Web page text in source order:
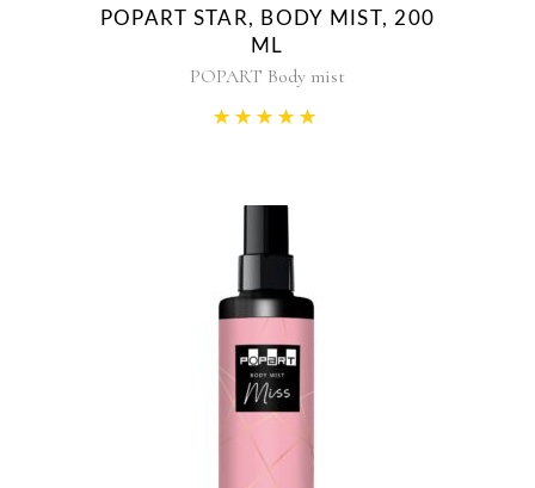
POPART STAR, BODY MIST, 200
ML
POPART Body mist